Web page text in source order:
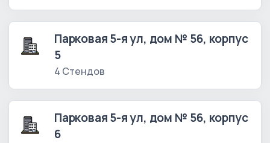
Парковая 5-я ул, дом № 56, корпус
5
4 Стендов
Парковая 5-я ул, дом № 56, корпус
6